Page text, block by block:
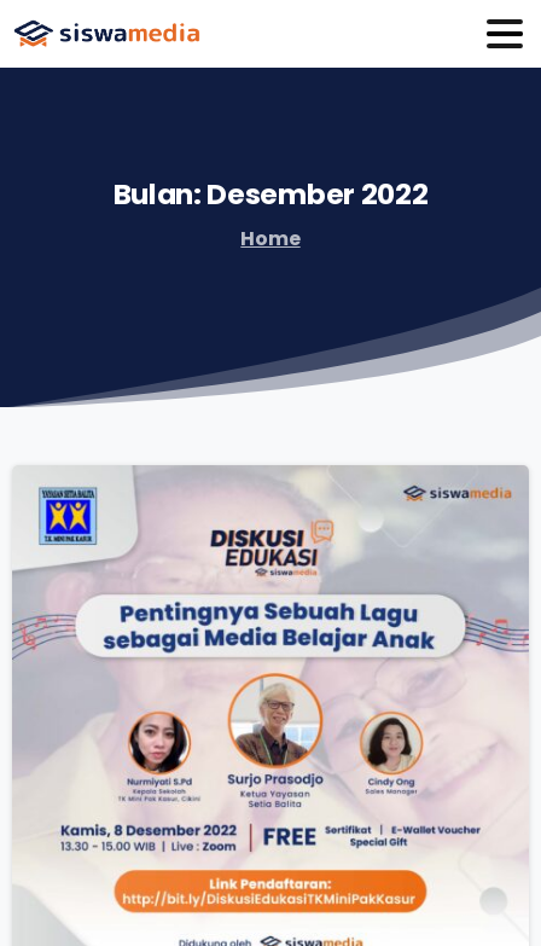
Bulan:Desember 2022
Home